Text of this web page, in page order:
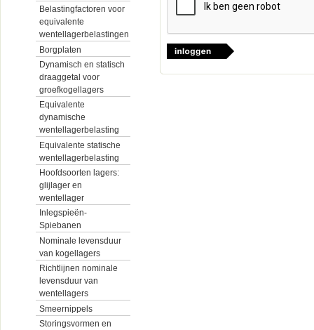
Belastingfactoren voor
equivalente
wentellagerbelastingen
Borgplaten
Dynamisch en statisch
draaggetal voor
groefkogellagers
Equivalente
dynamische
wentellagerbelasting
Equivalente statische
wentellagerbelasting
Hoofdsoorten lagers:
glijlager en
wentellager
Inlegspieën-
Spiebanen
Nominale levensduur
van kogellagers
Richtlijnen nominale
levensduur van
wentellagers
Smeernippels
Storingsvormen en